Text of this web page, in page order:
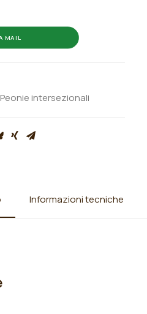
MAIL
Peonie intersezionali
Informazioni tecniche